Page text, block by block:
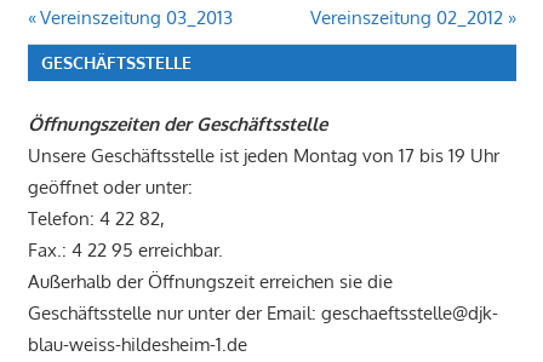
Beitragsnavigation
Vorheriger
Beitrag:
Vereinszeitung 03_2013
Nächster
Beitrag:
Vereinszeitung 02_2012
GESCHÄFTSSTELLE
Öffnungszeiten der Geschäftsstelle
Unsere Geschäftsstelle ist jeden Montag von 17 bis 19 Uhr
geöffnet oder unter:
Telefon: 4 22 82,
Fax.: 4 22 95 erreichbar.
Außerhalb der Öffnungszeit erreichen sie die
Geschäftsstelle nur unter der Email: geschaeftsstelle@djk-
blau-weiss-hildesheim-1.de